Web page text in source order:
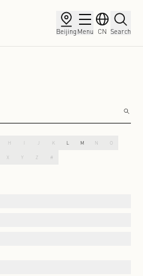
Beijing Menu CN Search
H K L M N O
X Y Z #